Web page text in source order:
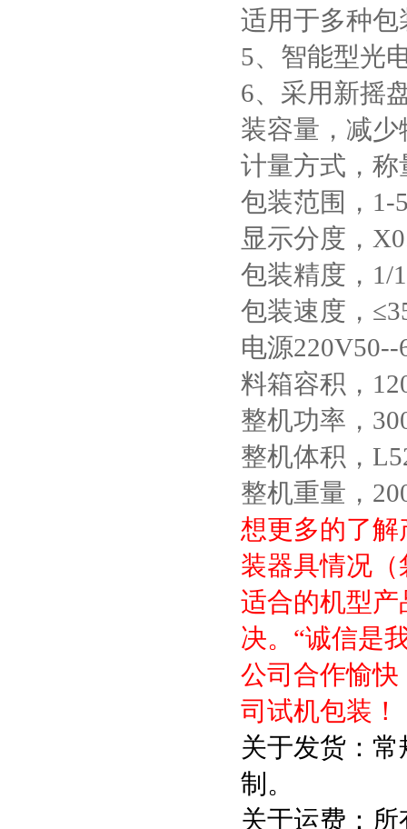
适用于多种包
5、智能型光
6、 采用新摇
装容量，减
计量方式，称
包装范围，1-
显示分度，
包装精度，1/
包装速度，
电源220V50--
料箱容积，
整机功率，
整机体积，
整机重量，
想更多的了
装器具情况
适合的机型
决。“诚信是
公司合作愉
司试机包装！
关于发货：
制。
关于运费：